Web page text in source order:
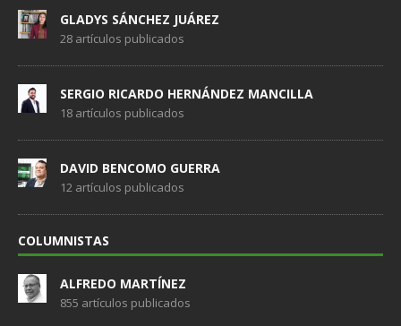
GLADYS SÁNCHEZ JUÁREZ
28 artículos publicados
SERGIO RICARDO HERNÁNDEZ MANCILLA
18 artículos publicados
DAVID BENCOMO GUERRA
12 artículos publicados
COLUMNISTAS
ALFREDO MARTÍNEZ
855 artículos publicados